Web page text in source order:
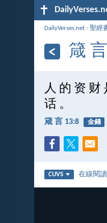
DailyVerses.net ›聖經
箴
人 的 资 财
话 。
箴 言 13:8 金錢
CUVS 在線閱讀